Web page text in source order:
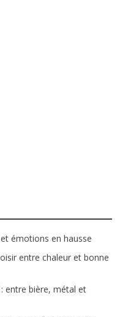
émotions en hausse
entre chaleur et bonne
entre bière, métal et